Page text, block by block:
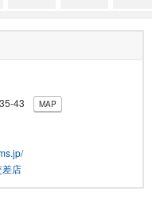
43 MAP
差店